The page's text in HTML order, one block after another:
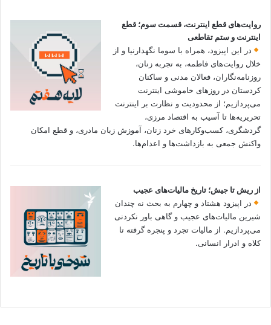
روایت‌های قطع اینترنت، قسمت سوم؛ قطع
اینترنت و ستم تقاطعی
در این اپیزود، همراه با سوما نگهدارنیا و از
خلال روایت‌های فاطمه، به تجربه زنان،
روزنامه‌نگاران، فعالان مدنی و ساکنان
کردستان در روزهای خاموشی اینترنت
می‌پردازیم؛ از محدودیت و نظارت بر اینترنت
تحریریه‌ها تا آسیب به اقتصاد مرزی،
گردشگری، کسب‌وکارهای خرد زنان، آموزش زبان مادری، و قطع امکان
واکنش جمعی به بازداشت‌ها و اعدام‌ها.
از ریش تا جیش؛ تاریخ مالیات‌های عجیب
در اپیزود هشتاد و چهارم به بحث نه چندان
شیرین مالیات‌های عجیب و گاهی باور نکردنی‌
می‌پردازیم. از مالیات تجرد و پنجره گرفته تا
کلاه و ادرار انسانی.